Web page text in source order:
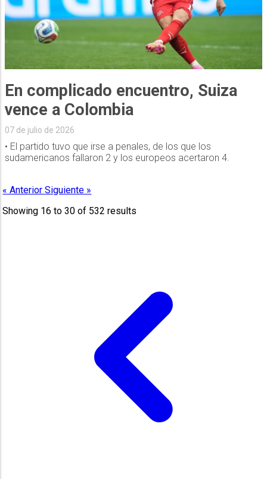
En complicado encuentro, Suiza
vence a Colombia
07 de julio de 2026
• El partido tuvo que irse a penales, de los que los
sudamericanos fallaron 2 y los europeos acertaron 4.
« AnteriorSiguiente »
Showing 16 to30 of 532 results